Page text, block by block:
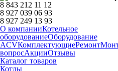
8 843 212 11 12
8 927 039 06 93
8 927 249 13 93
О компанииКотельное
оборудованиеОборудование
ACVКомплектующиеРемонт
вопросАкцииОтзывы
Каталог товаров
Котлы